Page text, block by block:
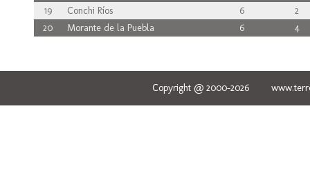
19
Conchi Ríos 6
2
20
Morante de la Puebla 6 4
Copyright @ 2000-2026